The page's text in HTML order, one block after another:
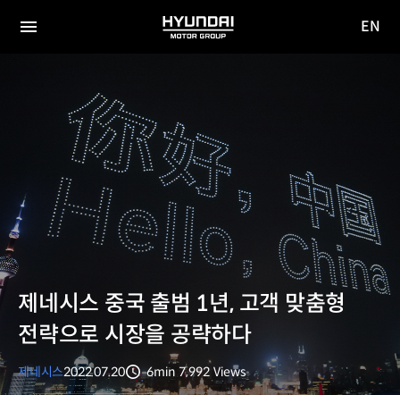
HYUNDAI
EN
제네시스 중국 출범 1년, 고객 맞춤형
전략으로 시장을 공략하다
제네시스2022.07.20
분량
6min
조회수
7,992 Views